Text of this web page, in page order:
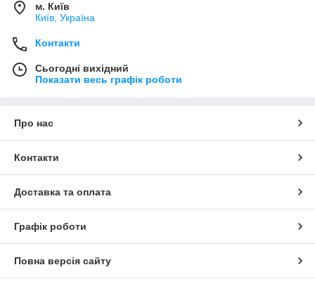
м. Київ
Київ, Україна
Контакти
Сьогодні вихідний
Показати весь графік роботи
Про нас
Контакти
Доставка та оплата
Графік роботи
Повна версія сайту